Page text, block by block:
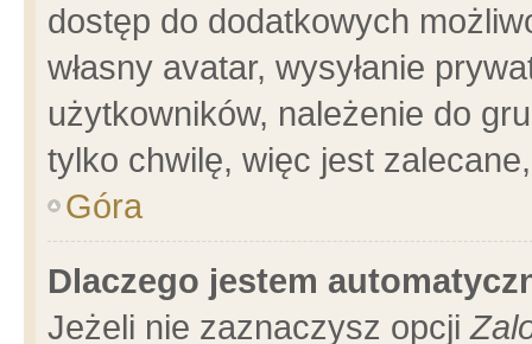
dostęp do dodatkowych
własny avatar, wysyłanie
użytkowników, należenie do
tylko chwilę, więc jest
Góra
Dlaczego jestem
Jeżeli nie zaznaczysz opcji